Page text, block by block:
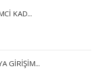
KAD...
GİRİŞİM...